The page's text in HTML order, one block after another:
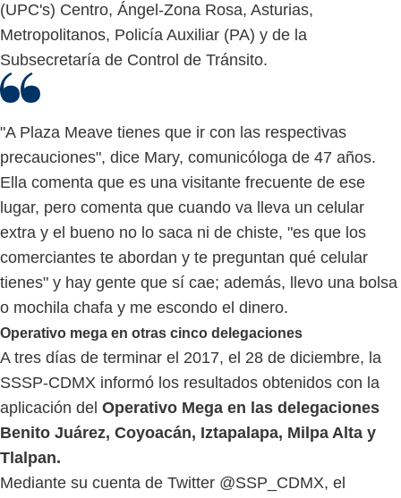
(UPC's) Centro, Ángel-Zona Rosa, Asturias,
Metropolitanos, Policía Auxiliar (PA) y de la
Subsecretaría de Control de Tránsito.
"A Plaza Meave tienes que ir con las respectivas
precauciones", dice Mary, comunicóloga de 47 años.
Ella comenta que es una visitante frecuente de ese
lugar, pero comenta que cuando va lleva un celular
extra y el bueno no lo saca ni de chiste, "es que los
comerciantes te abordan y te preguntan qué celular
tienes" y hay gente que sí cae; además, llevo una bolsa
o mochila chafa y me escondo el dinero.
Operativo mega en otras cinco delegaciones
A tres días de terminar el 2017, el 28 de diciembre, la
SSSP-CDMX informó los resultados obtenidos con la
aplicación del Operativo Mega en las delegaciones
Benito Juárez, Coyoacán, Iztapalapa, Milpa Alta y
Tlalpan.
Mediante su cuenta de Twitter @SSP_CDMX, el